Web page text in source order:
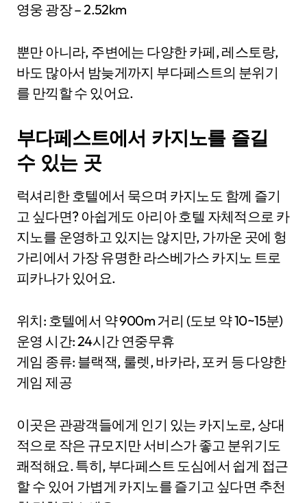
영웅 광장 – 2.52km
뿐만 아니라, 주변에는 다양한 카페, 레스토랑,
바도 많아서 밤늦게까지 부다페스트의 분위기
를 만끽할 수 있어요.
부다페스트에서 카지노를 즐길
수 있는 곳
럭셔리한 호텔에서 묵으며 카지노도 함께 즐기
고 싶다면? 아쉽게도 아리아 호텔 자체적으로 카
지노를 운영하고 있지는 않지만, 가까운 곳에 헝
가리에서 가장 유명한 라스베가스 카지노 트로
피카나가 있어요.
위치: 호텔에서 약 900m 거리 (도보 약 10~15분)
운영 시간: 24시간 연중무휴
게임 종류: 블랙잭, 룰렛, 바카라, 포커 등 다양한
게임 제공
이곳은 관광객들에게 인기 있는 카지노로, 상대
적으로 작은 규모지만 서비스가 좋고 분위기도
쾌적해요. 특히, 부다페스트 도심에서 쉽게 접근
할 수 있어 가볍게 카지노를 즐기고 싶다면 추천